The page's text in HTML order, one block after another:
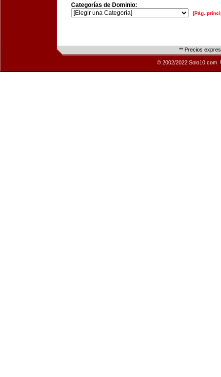
Categorías de Dominio:
[Pág.
** Precios
© 2002/2022 Solo10.com